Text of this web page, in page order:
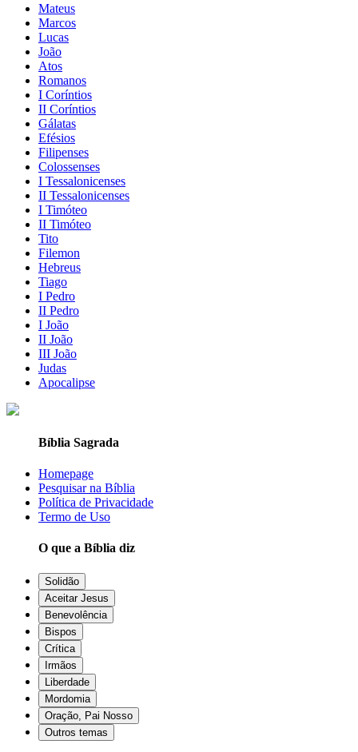
Mateus
Marcos
Lucas
João
Atos
Romanos
I Coríntios
II Coríntios
Gálatas
Efésios
Filipenses
Colossenses
I Tessalonicenses
II Tessalonicenses
I Timóteo
II Timóteo
Tito
Filemon
Hebreus
Tiago
I Pedro
II Pedro
I João
II João
III João
Judas
Apocalipse
Bíblia Sagrada
Homepage
Pesquisar na Bíblia
Política de Privacidade
Termo de Uso
O que a Bíblia diz
Solidão
Aceitar Jesus
Benevolência
Bispos
Crítica
Irmãos
Liberdade
Mordomia
Oração, Pai Nosso
Outros temas